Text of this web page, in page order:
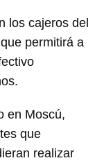
los cajeros del
permitirá a
en Moscú,
que
realizar